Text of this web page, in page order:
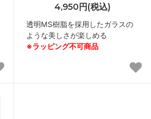
4,950円(税込)
透明MS樹脂を採用したガラスの
ような美しさが楽しめる
※ラッピング不可商品